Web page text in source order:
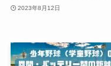
2023年8月12日